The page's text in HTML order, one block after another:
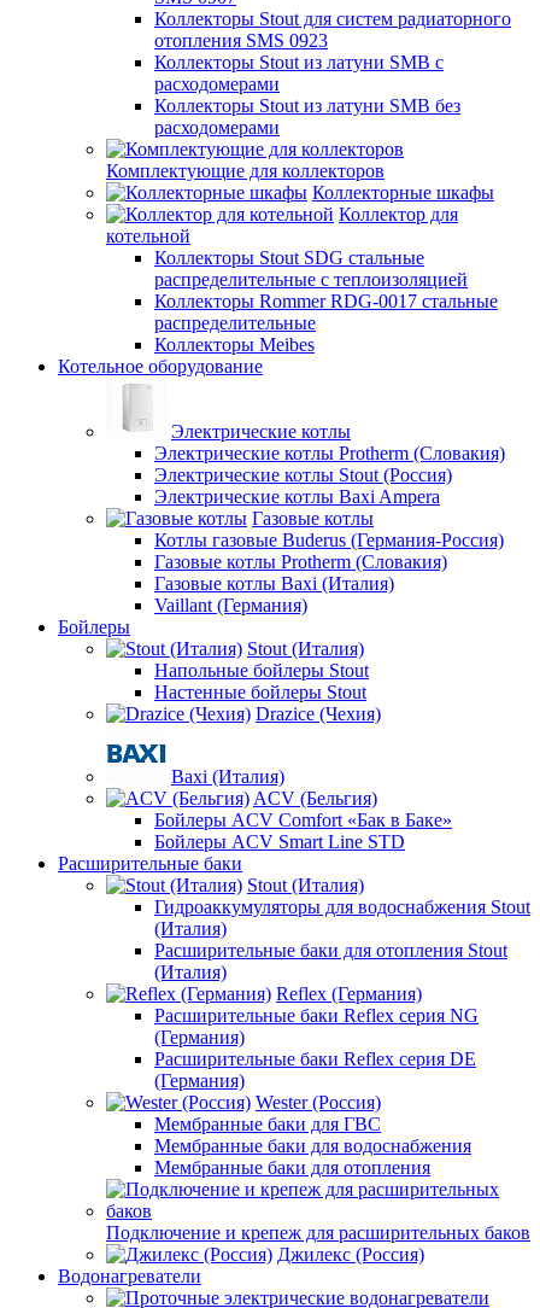
Коллекторы Stout для систем радиаторного
отопления SMS 0923
Коллекторы Stout из латуни SMB с
расходомерами
Коллекторы Stout из латуни SMB без
расходомерами
Комплектующие для коллекторов
Коллекторные шкафы
Коллектор для
котельной
Коллекторы Stout SDG стальные
распределительные с теплоизоляцией
Коллекторы Rommer RDG-0017 стальные
распределительные
Коллекторы Meibes
Котельное оборудование
Электрические котлы
Электрические котлы Protherm (Словакия)
Электрические котлы Stout (Россия)
Электрические котлы Baxi Ampera
Газовые котлы
Котлы газовые Buderus (Германия-Россия)
Газовые котлы Protherm (Словакия)
Газовые котлы Baxi (Италия)
Vaillant (Германия)
Бойлеры
Stout (Италия)
Напольные бойлеры Stout
Настенные бойлеры Stout
Drazice (Чехия)
Baxi (Италия)
ACV (Бельгия)
Бойлеры ACV Comfort «Бак в Баке»
Бойлеры ACV Smart Line STD
Расширительные баки
Stout (Италия)
Гидроаккумуляторы для водоснабжения Stout
(Италия)
Расширительные баки для отопления Stout
(Италия)
Reflex (Германия)
Расширительные баки Reflex серия NG
(Германия)
Расширительные баки Reflex серия DE
(Германия)
Wester (Россия)
Мембранные баки для ГВС
Мембранные баки для водоснабжения
Мембранные баки для отопления
Подключение и крепеж для расширительных баков
Джилекс (Россия)
Водонагреватели